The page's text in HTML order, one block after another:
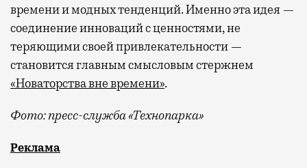
времени и модных тенденций. Именно эта идея —
соединение инноваций с ценностями, не
теряющими своей привлекательности —
становится главным смысловым стержнем
«Новаторства вне времени».
Фото: пресс-служба «Технопарка»
Рекламные кампании техники редко выходят за
Реклама